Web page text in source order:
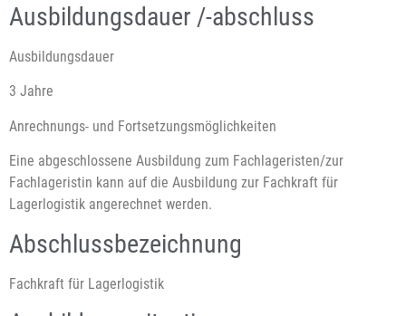
Ausbildungsdauer /-abschluss
Ausbildungsdauer
3 Jahre
Anrechnungs- und Fortsetzungsmöglichkeiten
Eine abgeschlossene Ausbildung zum Fachlageristen/zur
Fachlageristin kann auf die Ausbildung zur Fachkraft für
Lagerlogistik angerechnet werden.
Abschlussbezeichnung
Fachkraft für Lagerlogistik